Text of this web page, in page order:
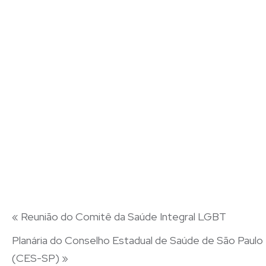
« Reunião do Comitê da Saúde Integral LGBT
Planária do Conselho Estadual de Saúde de São Paulo
(CES-SP) »